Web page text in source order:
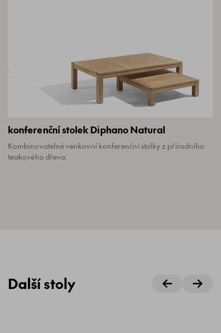
konferenční stolek Diphano Natural
Kombinovatelné venkovní konferenční stolky z přírodního
teakového dřeva.
Další stoly